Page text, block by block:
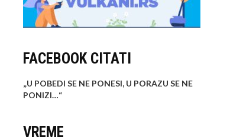
FACEBOOK CITATI
„U POBEDI SE NE PONESI, U PORAZU SE NE
PONIZI…“
VREME